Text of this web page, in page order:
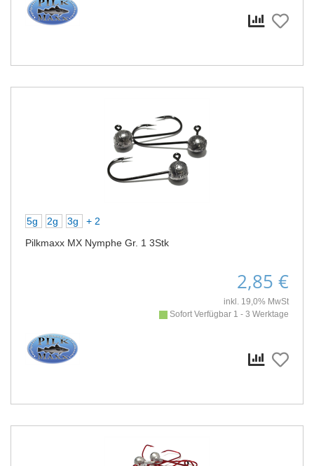
5g 2g 3g
+ 2
Pilkmaxx MX Nymphe Gr. 1 3Stk
2,85 €
inkl. 19,0% MwSt
Sofort Verfügbar 1 - 3 Werktage